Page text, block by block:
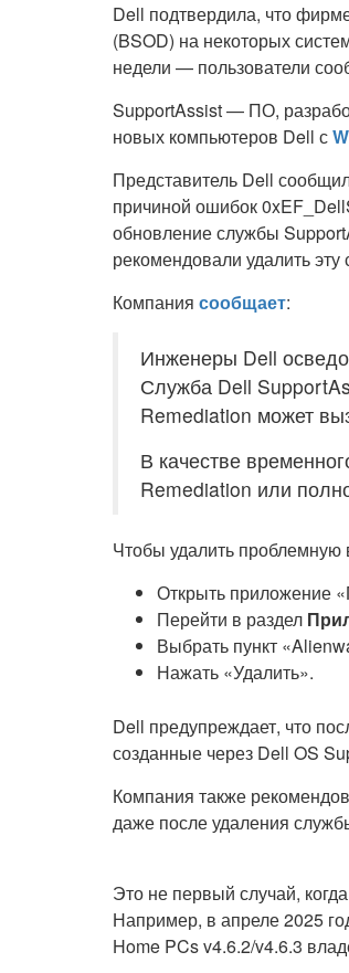
Dell подтвердила, что
(BSOD) на некоторых
недели — пользователи
SupportAssist — ПО,
новых компьютеров Dell с
Представитель Dell
причиной ошибок
обновление службы
рекомендовали удалить эту
Компания сообщает:
Инженеры Dell
Служба Dell
Remediation может
В качестве
Remediation или
Чтобы удалить
Открыть приложение
Перейти в раздел
Выбрать пункт
Нажать «Удалить».
Dell предупреждает, что
созданные через Dell OS
Компания также
даже после удаления
Это не первый случай,
Например, в апреле 2025
Home PCs v4.6.2/v4.6.3